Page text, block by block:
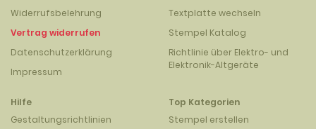
Widerrufsbelehrung
Vertrag widerrufen
Datenschutzerklärung
Impressum
Textplatte wechseln
Stempel Katalog
Richtlinie über Elektro- und
Elektronik-Altgeräte
Hilfe
Gestaltungsrichtlinien
Top Kategorien
Stempel erstellen